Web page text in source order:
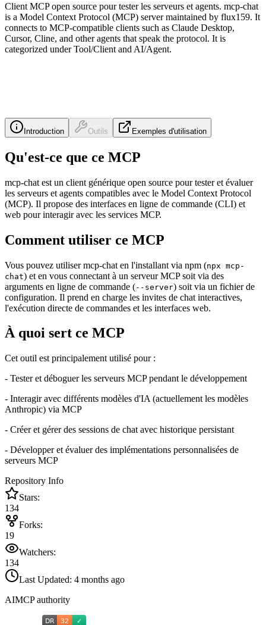
Client MCP open source pour tester les serveurs et agents. mcp-chat
is a Model Context Protocol (MCP) server maintained by flux159. It
connects to MCP-compatible clients such as Claude Desktop,
Cursor, Cline, and other agents that speak the protocol. It is
categorized under Tool/Client and AI/Agent.
Introduction Outils Exemples d'utilisation
Qu'est-ce que ce MCP
mcp-chat est un client générique open source pour tester et évaluer
les serveurs et agents compatibles avec le Model Context Protocol
(MCP). Il propose des interfaces en ligne de commande (CLI) et
web pour interagir avec les services MCP.
Comment utiliser ce MCP
Vous pouvez utiliser mcp-chat en l'installant via npm (npx mcp-
chat) et en vous connectant à un serveur MCP soit via des
arguments en ligne de commande (--server) soit via un fichier de
configuration. Il prend en charge les invites de chat interactives,
l'exécution directe de commandes et les interfaces web.
À quoi sert ce MCP
Cet outil est principalement utilisé pour :
- Tester et déboguer les serveurs MCP pendant le développement
- Interagir avec différents modèles d'IA (actuellement les modèles
Anthropic) via MCP
- Créer et gérer des sessions de chat avec historique persistant
- Développer et évaluer des implémentations personnalisées de
serveurs MCP
Repository Info
Stars:
134
Forks:
19
Watchers:
134
Last Updated: 4 months ago
AIMCP authority